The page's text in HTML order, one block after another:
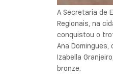
A Secretaria de
Regionais, na
conquistou o
Ana
Izabella
bronze.